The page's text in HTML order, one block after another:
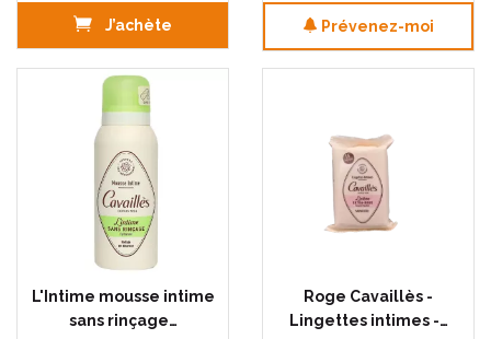
J’achète Prévenez-moi
L'Intime mousse intime
sans rinçage…
Roge Cavaillès -
Lingettes intimes -…